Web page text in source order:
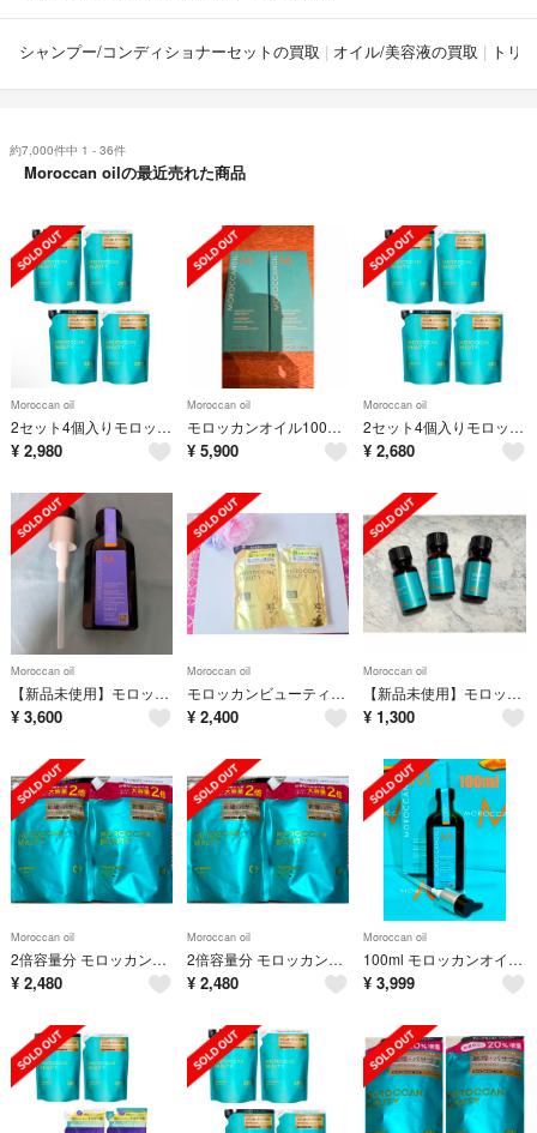
シャンプー/コンディショナーセットの買取 オイル/美容液の買取 トリ
約7,000件中 1 - 36件
Moroccan oilの最近売れた商品
Moroccan oil
2セット4個入りモロッカンビューティモイストシャンプー＆トリートメント詰替用
¥ 2,980
Moroccan oil
モロッカンオイル100ml 2本新品
¥ 5,900
Moroccan oil
2セット4個入りモロッカンビューティモイストシャンプー＆トリートメント詰替用
¥ 2,680
Moroccan oil
【新品未使用】モロッカンオイル パープルオイル
¥ 3,600
Moroccan oil
モロッカンビューティー☆ゴールデンモイストEXシャンプートリートメント詰め替え用
¥ 2,400
Moroccan oil
【新品未使用】モロッカンオイル 10ml 3本セット
¥ 1,300
Moroccan oil
2倍容量分 モロッカンビューティモイスト シャンプー＆トリートメント詰替用
¥ 2,480
Moroccan oil
2倍容量分 モロッカンビューティモイスト シャンプー＆トリートメント詰替用
¥ 2,480
Moroccan oil
100ml モロッカンオイル MOROCCANOIL トリートメント 国内正規品
¥ 3,999